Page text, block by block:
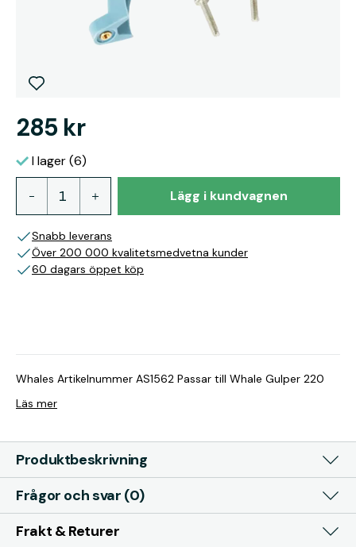
285 kr
I lager (6)
Lägg i kundvagnen
Snabb leverans
Över 200 000 kvalitetsmedvetna kunder
60 dagars öppet köp
Whales Artikelnummer AS1562 Passar till Whale Gulper 220
Läs mer
Produktbeskrivning
Frågor och svar (0)
Frakt & Returer